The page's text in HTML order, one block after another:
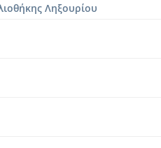
Ληξουρίου